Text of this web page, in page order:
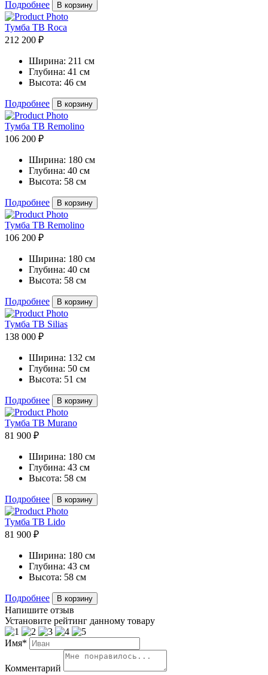
Подробнее В корзину
Тумба ТВ Roca
212 200 ₽
Ширина: 211 см
Глубина: 41 см
Высота: 46 см
Подробнее В корзину
Тумба ТВ Remolino
106 200 ₽
Ширина: 180 см
Глубина: 40 см
Высота: 58 см
Подробнее В корзину
Тумба ТВ Remolino
106 200 ₽
Ширина: 180 см
Глубина: 40 см
Высота: 58 см
Подробнее В корзину
Тумба ТВ Silias
138 000 ₽
Ширина: 132 см
Глубина: 50 см
Высота: 51 см
Подробнее В корзину
Тумба ТВ Murano
81 900 ₽
Ширина: 180 см
Глубина: 43 см
Высота: 58 см
Подробнее В корзину
Тумба ТВ Lido
81 900 ₽
Ширина: 180 см
Глубина: 43 см
Высота: 58 см
Подробнее В корзину
Напишите отзыв
Установите рейтинг данному товару
Имя*
Комментарий